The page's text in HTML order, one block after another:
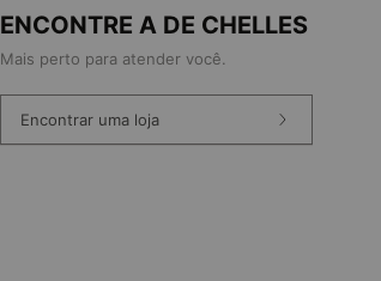
ENCONTRE A DE CHELLES
Mais perto para atender você.
Encontrar uma loja